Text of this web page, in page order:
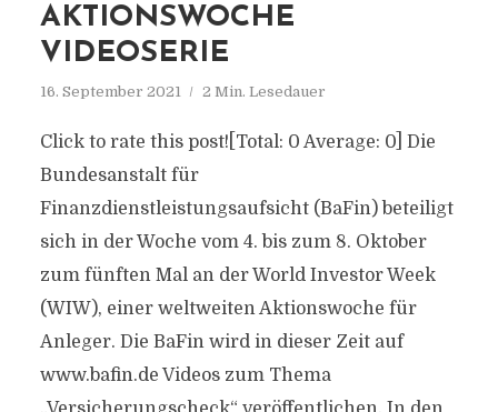
AKTIONSWOCHE
VIDEOSERIE
16. September 2021 2 Min. Lesedauer
Click to rate this post![Total: 0 Average: 0] Die
Bundesanstalt für
Finanzdienstleistungsaufsicht (BaFin) beteiligt
sich in der Woche vom 4. bis zum 8. Oktober
zum fünften Mal an der World Investor Week
(WIW), einer weltweiten Aktionswoche für
Anleger. Die BaFin wird in dieser Zeit auf
www.bafin.de Videos zum Thema